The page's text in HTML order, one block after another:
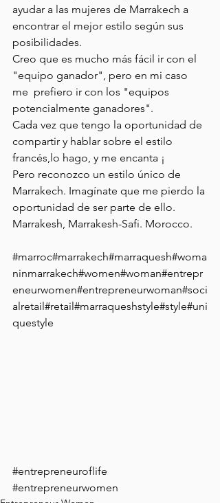
ayudar a las mujeres de Marrakech a
encontrar el mejor estilo según sus
posibilidades.
Creo que es mucho más fácil ir con el
"equipo ganador", pero en mi caso
me  prefiero ir con los "equipos
potencialmente ganadores".
Cada vez que tengo la oportunidad de
compartir y hablar sobre el estilo
francés,lo hago, y me encanta ¡
Pero reconozco un estilo único de
Marrakech. Imagínate que me pierdo la
oportunidad de ser parte de ello.
Marrakesh, Marrakesh-Safi. Morocco.
#marroc#marrakech#marraquesh#woma
ninmarrakech#women#woman#entrepr
eneurwomen#entrepreneurwoman#soci
alretail#retail#marraqueshstyle#style#uni
questyle
#entrepreneuroflife
#entrepreneurwomen